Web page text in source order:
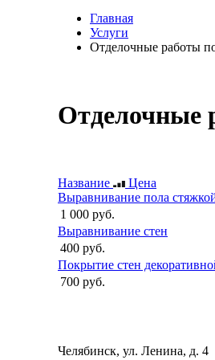
Главная
Услуги
Отделочные работы
Отделочные
Название
Цена
Выравнивание пола
1 000 руб.
Выравнивание стен
400 руб.
Покрытие стен
700 руб.
Челябинск, ул. Ленина, д. 4